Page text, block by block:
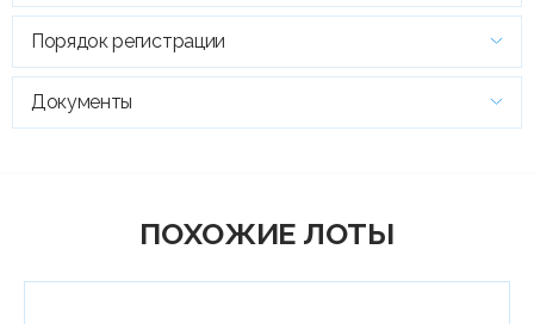
Порядок регистрации
Документы
ПОХОЖИЕ ЛОТЫ